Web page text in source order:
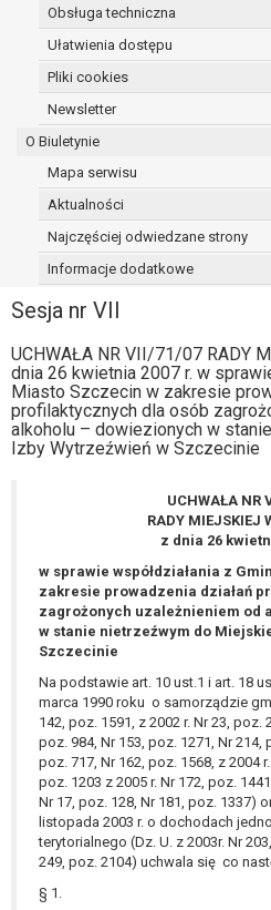
Obsługa techniczna
Ułatwienia dostępu
Pliki cookies
Newsletter
O Biuletynie
Mapa serwisu
Aktualności
Najczęściej odwiedzane strony
Informacje dodatkowe
Sesja nr VII
UCHWAŁA NR VII/71/07 RADY
dnia 26 kwietnia 2007 r. w
Miasto Szczecin w zakresie
profilaktycznych dla osób
alkoholu – dowiezionych w
Izby Wytrzeźwień w Szczecinie
UCHWAŁA NR
RADY MIEJSKIEJ
z dnia 26
w sprawie współdziałania z
zakresie prowadzenia działań
zagrożonych uzależnieniem od
w stanie nietrzeźwym do
Szczecinie
Na podstawie art. 10 ust.1 i art. 18
marca 1990 roku o samorządzie
142, poz. 1591, z 2002 r. Nr 23, poz.
poz. 984, Nr 153, poz. 1271, Nr 214,
poz. 717, Nr 162, poz. 1568, z 2004
poz. 1203 z 2005 r. Nr 172, poz.
Nr 17, poz. 128, Nr 181, poz. 1337)
listopada 2003 r. o dochodach
terytorialnego (Dz. U. z 2003r. Nr
249, poz. 2104) uchwala się co
§ 1.
osoba, której
sprzeciw
danych - do
prawnie
podstawie art. 20
przetwarzanie
której dane
prawo sprzeciwu
danych na
przetwarzania
podstawą prawną
wykonania
interesie
powierzonej
niezbędność
wynikających
lub przez
Z przyczyn
szczególną
sprzeciwu,
przetwarzać tych
że wykaże on
uzasadnionych
nadrzędnych wobec